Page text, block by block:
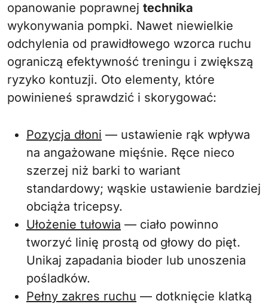
opanowanie poprawnej technika
wykonywania pompki. Nawet niewielkie
odchylenia od prawidłowego wzorca ruchu
ograniczą efektywność treningu i zwiększą
ryzyko kontuzji. Oto elementy, które
powinieneś sprawdzić i skorygować:
Pozycja dłoni — ustawienie rąk wpływa
na angażowane mięśnie. Ręce nieco
szerzej niż barki to wariant
standardowy; wąskie ustawienie bardziej
obciąża tricepsy.
Ułożenie tułowia — ciało powinno
tworzyć linię prostą od głowy do pięt.
Unikaj zapadania bioder lub unoszenia
pośladków.
Pełny zakres ruchu — dotknięcie klatką